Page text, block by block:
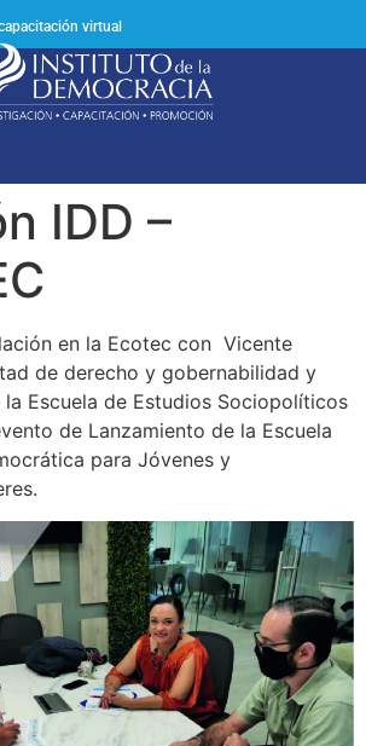
virtual
IDD –
en la Ecotec con Vicente
de derecho y gobernabilidad y
Escuela de Estudios Sociopolíticos
de Lanzamiento de la Escuela
para Jóvenes y